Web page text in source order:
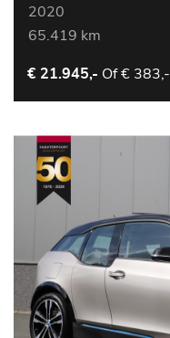
2020
65.419 km
€ 21.945,- Of€